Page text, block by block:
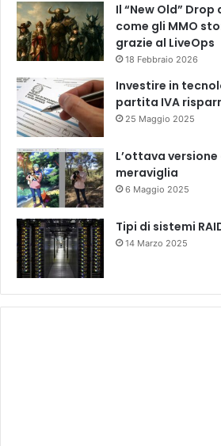
Il “New Old”
come gli MMO
grazie al LiveOps
18 Febbraio 2026
Investire in
partita IVA
25 Maggio 2025
L’ottava versione
meraviglia
6 Maggio 2025
Tipi di sistemi
14 Marzo 2025